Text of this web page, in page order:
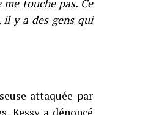
touche pas. Ce
il y a des gens qui
attaquée par
Kessy a dénoncé